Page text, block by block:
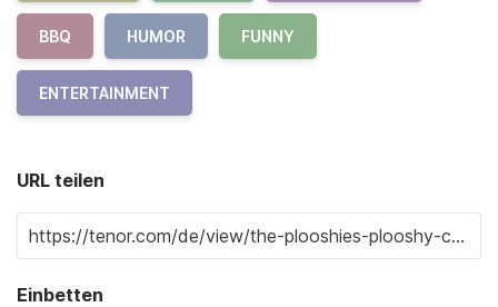
BBQ HUMOR FUNNY
ENTERTAINMENT
URL teilen
Einbetten